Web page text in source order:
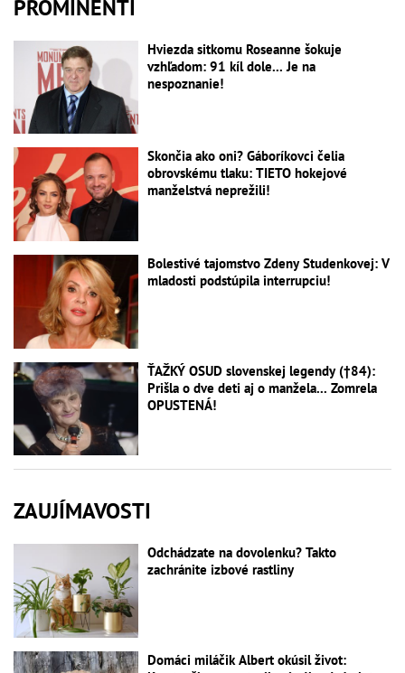
PROMINENTI
Hviezda sitkomu Roseanne šokuje
vzhľadom: 91 kíl dole... Je na
nespoznanie!
Skončia ako oni? Gáboríkovci čelia
obrovskému tlaku: TIETO hokejové
manželstvá neprežili!
Bolestivé tajomstvo Zdeny Studenkovej: V
mladosti podstúpila interrupciu!
ŤAŽKÝ OSUD slovenskej legendy (†84):
Prišla o dve deti aj o manžela... Zomrela
OPUSTENÁ!
ZAUJÍMAVOSTI
Odchádzate na dovolenku? Takto
zachránite izbové rastliny
Domáci miláčik Albert okúsil život: